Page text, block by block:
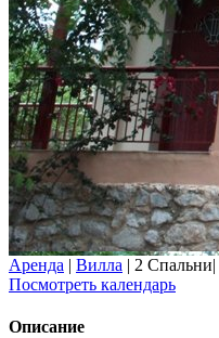
Аренда | Вилла | 2 Спальни|
Посмотреть календарь
Описание